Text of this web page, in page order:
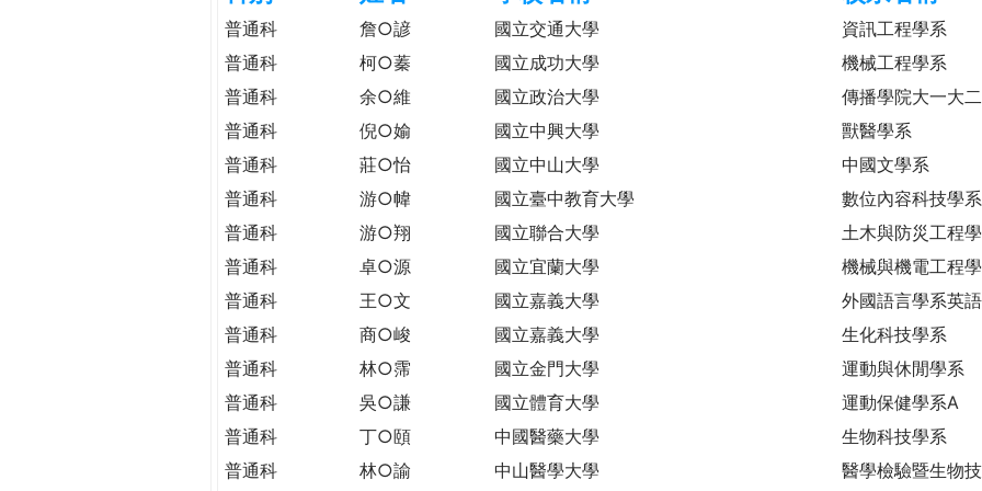
h
e
r
e
普通科 詹○諺 國立交通大學
資訊工程學系
普通科
柯○蓁 國立成功大學
機械工程學系
普通科
余○維 國立政治大學
傳播學院大一大
普通科
倪○媮 國立中興大學
獸醫學系
普通科
莊○怡 國立中山大學
中國文學系
普通科
游○幃 國立臺中教育大學
數位內容科技學
普通科
游○翔 國立聯合大學
土木與防災工程
普通科
卓○源 國立宜蘭大學
機械與機電工程
普通科
王○文 國立嘉義大學
外國語言學系英
普通科
商○峻 國立嘉義大學
生化科技學系
普通科
林○霈 國立金門大學
運動與休閒學系
普通科
吳○謙 國立體育大學
運動保健學系A
普通科
丁○頤 中國醫藥大學
生物科技學系
普通科
林○諭 中山醫學大學 醫學檢驗暨生物